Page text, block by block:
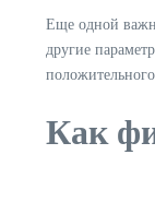
Еще одной
другие
Как